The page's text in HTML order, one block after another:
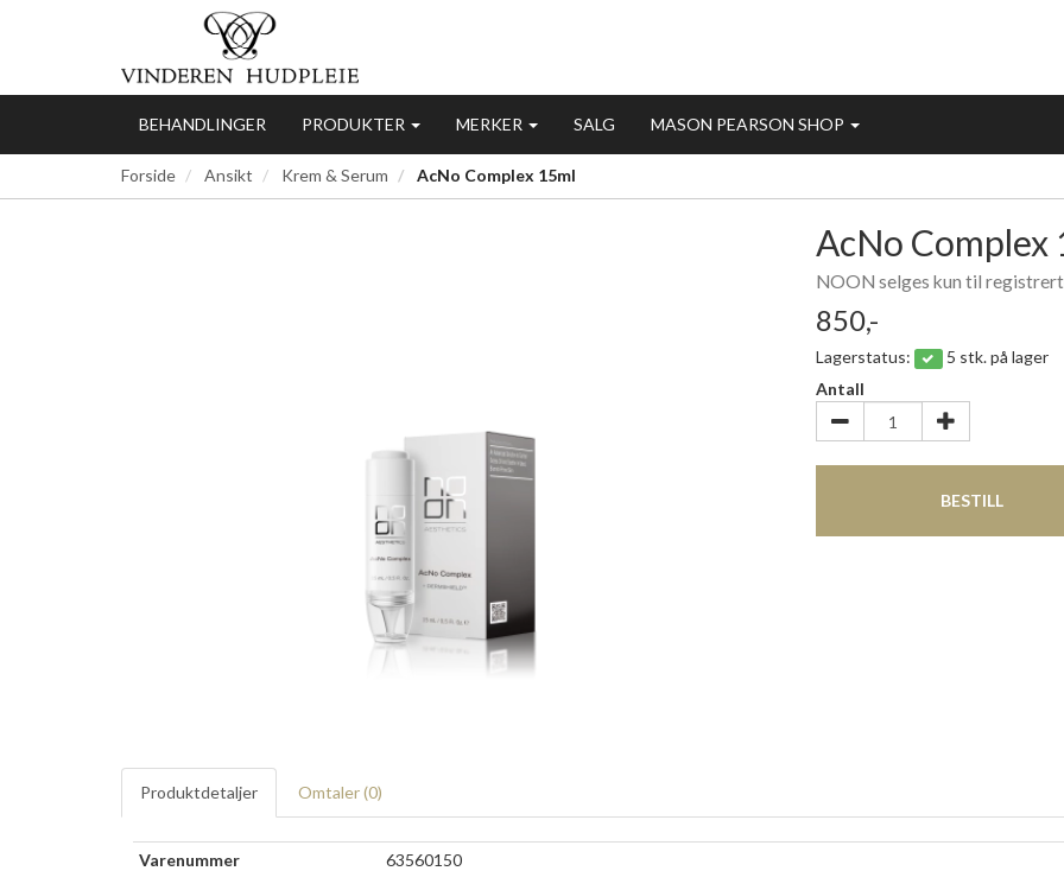
BEHANDLINGER PRODUKTER MERKER SALG MASON PEARSON SHOP
Forside Ansikt Krem & Serum AcNo Complex 15ml
AcNo Complex
NOON selges kun til
850,-
Lagerstatus:
5 stk. på lager
Antall
BESTILL
Produktdetaljer Omtaler (0)
Varenummer
63560150